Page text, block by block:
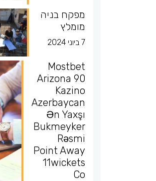
מפקח בניה
מומלץ
7 ביוני 2024
Mostbet
Arizona 90
Kazino
Azerbaycan
Ən Yaxşı
Bukmeyker
Rəsmi
Point Away
11wickets
Co